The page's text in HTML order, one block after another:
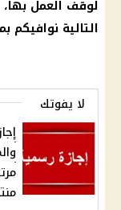
لوقف العمل
التالية نوافيكم
لا يفوتك